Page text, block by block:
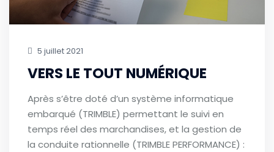
5 juillet 2021
VERS LE TOUT NUMÉRIQUE
Après s’être doté d’un système informatique
embarqué (TRIMBLE) permettant le suivi en
temps réel des marchandises, et la gestion de
la conduite rationnelle (TRIMBLE PERFORMANCE) :